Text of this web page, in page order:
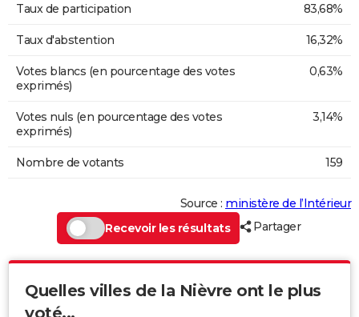
Taux de participation 83,68%
Taux d'abstention 16,32%
Votes blancs (en pourcentage des votes
exprimés)
0,63%
Votes nuls (en pourcentage des votes
exprimés)
3,14%
Nombre de votants 159
Source : ministère de l’Intérieur
Recevoir les résultats
Partager
Quelles villes de la Nièvre ont le plus
voté...